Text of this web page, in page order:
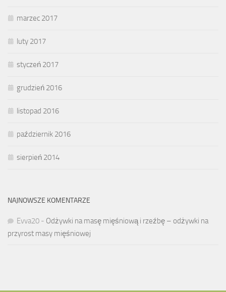
marzec 2017
luty 2017
styczeń 2017
grudzień 2016
listopad 2016
październik 2016
sierpień 2014
NAJNOWSZE KOMENTARZE
Evva20 - Odżywki na masę mięśniową i rzeźbę – odżywki na
przyrost masy mięśniowej